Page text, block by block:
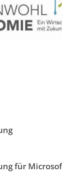
für